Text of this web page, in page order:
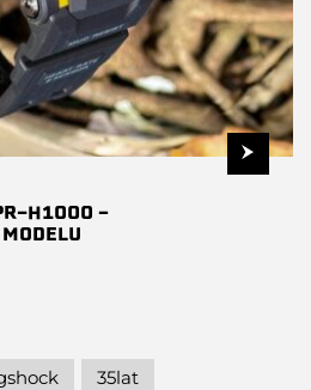
H1000 –
35lat